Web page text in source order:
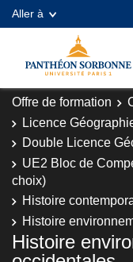
Aller à
Offre de formation
Licence
Double Licence
UE2 Bloc de
choix)
Histoire
Histoire
Histoire